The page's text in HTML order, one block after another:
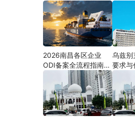
程与股东新规（附材料
清单及成功案例与正规
靠谱代办中介推荐）
中国
行开
成功
办中介
2026南昌各区企业
ODI备案全流程指南
（附材料清单及成功案
例与正规靠谱代办中介
推荐）
乌兹别
要求与
指南
两地
障｜安
圈